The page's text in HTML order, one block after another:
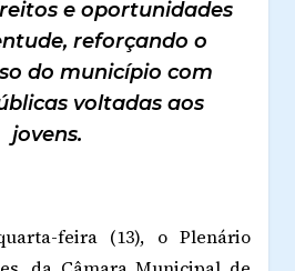
e oportunidades
reforçando o
do município com
voltadas aos
jovens.
feira (13), o Plenário